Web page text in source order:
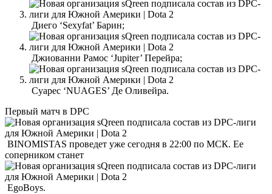
Диего ‘Sexyfat’ Барин;
Джиованни Рамос ‘Jupiter’ Перейра;
Суарес ‘NUAGES’ Де Оливейра.
Первый матч в DPC
BINOMISTAS проведет уже сегодня в 22:00 по МСК. Ее
соперником станет
EgoBoys.